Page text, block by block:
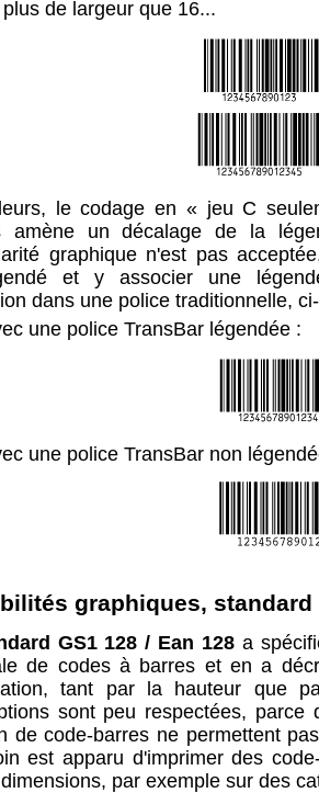
de largeur que 16...
le codage en « jeu C
amène un décalage de la
graphique n'est pas
et y associer une
dans une police traditionnelle,
une police TransBar légendée :
une police TransBar non
graphiques, standard
GS1 128 / Ean 128a
de codes à barres et en a
tant par la hauteur que
sont peu respectées,
de code-barres ne permettent
est apparu d'imprimer des
par exemple sur des